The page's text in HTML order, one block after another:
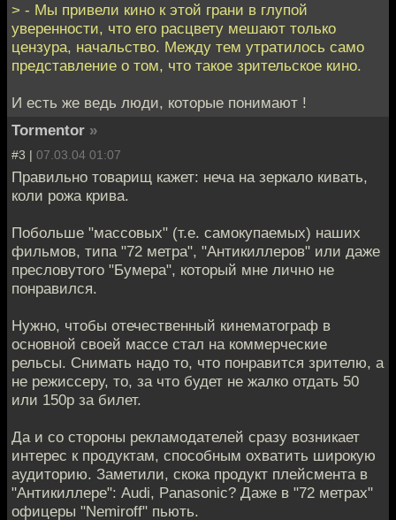
> - Мы привели кино к этой грани в глупой
уверенности, что его расцвету мешают только
цензура, начальство. Между тем утратилось само
представление о том, что такое зрительское кино.
И есть же ведь люди, которые понимают !
Tormentor »
#3 | 07.03.04 01:07
Правильно товарищ кажет: неча на зеркало кивать,
коли рожа крива.
Побольше "массовых" (т.е. самокупаемых) наших
фильмов, типа "72 метра", "Антикиллеров" или даже
пресловутого "Бумера", который мне лично не
понравился.
Нужно, чтобы отечественный кинематограф в
основной своей массе стал на коммерческие
рельсы. Снимать надо то, что понравится зрителю, а
не режиссеру, то, за что будет не жалко отдать 50
или 150р за билет.
Да и со стороны рекламодателей сразу возникает
интерес к продуктам, способным охватить широкую
аудиторию. Заметили, скока продукт плейсмента в
"Антикиллере": Audi, Panasonic? Даже в "72 метрах"
офицеры "Nemiroff" пьють.